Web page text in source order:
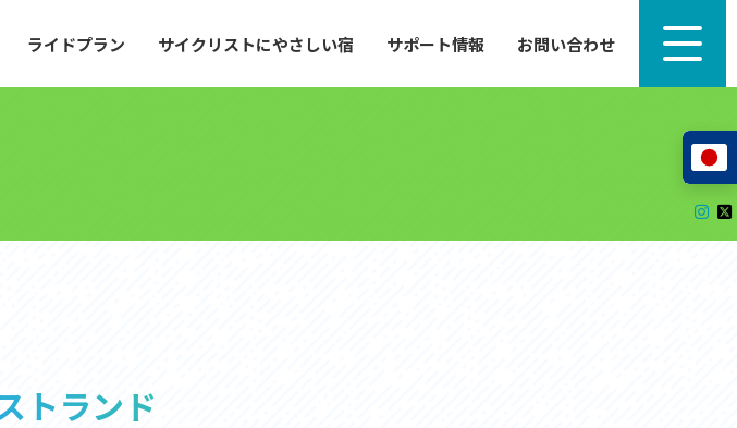
ライドプラン サイクリストにやさしい宿 サポート情報 お問い合わせ
リゾートエリアの大洗町・ひたちなか市を中心に、
美しく変化に富んだ海岸線などを走り抜ける爽快な
トランド